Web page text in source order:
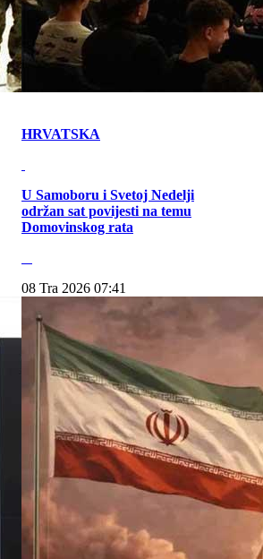
HRVATSKA
U Samoboru i Svetoj Nedelji
održan sat povijesti na temu
Domovinskog rata
08 Tra 2026 07:41